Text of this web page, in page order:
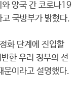
양국 간 코로나19
국방부가 밝혔다.
화 단계에 진입할
한 우리 정부의 선
문이라고 설명했다.